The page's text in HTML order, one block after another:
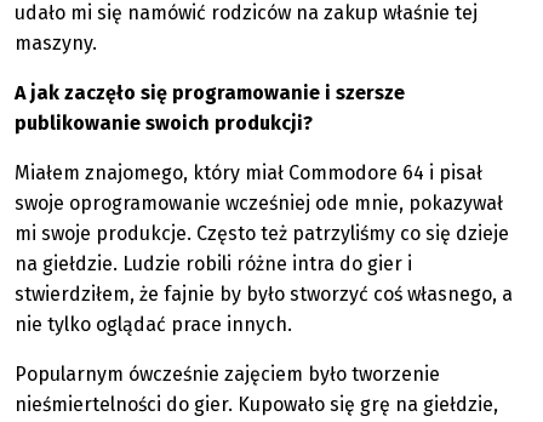
udało mi się namówić rodziców na zakup właśnie tej
maszyny.
A jak zaczęło się programowanie i szersze
publikowanie swoich produkcji?
Miałem znajomego, który miał Commodore 64 i pisał
swoje oprogramowanie wcześniej ode mnie, pokazywał
mi swoje produkcje. Często też patrzyliśmy co się dzieje
na giełdzie. Ludzie robili różne intra do gier i
stwierdziłem, że fajnie by było stworzyć coś własnego, a
nie tylko oglądać prace innych.
Popularnym ówcześnie zajęciem było tworzenie
nieśmiertelności do gier. Kupowało się grę na giełdzie,